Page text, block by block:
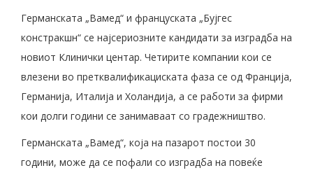
Германската „Вамед“ и француската „Бујгес
констракшн“ се најсериозните кандидати за изградба на
новиот Клинички центар. Четирите компании кои се
влезени во претквалификациската фаза се од Франција,
Германија, Италија и Холандија, а се работи за фирми
кои долги години се занимаваат со градежништво.
Германската „Вамед“, која на пазарот постои 30
години, може да се пофали со изградба на повеќе